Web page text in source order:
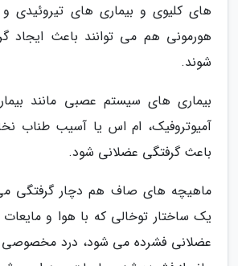
های کلیوی و بیماری های تیروئیدی
هورمونی هم می توانند باعث ایجاد
شوند.
بیماری های سیستم عصبی مانند
آمیوتروفیک، ام اس یا آسیب طناب
باعث گرفتگی عضلانی شود.
ماهیچه های صاف هم دچار گرفتگی
یک ساختار توخالی که با هوا و
عضلانی فشرده می شود، درد